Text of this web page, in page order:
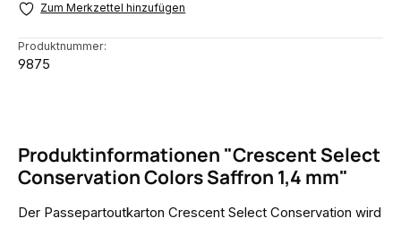
Zum Merkzettel hinzufügen
Produktnummer:
9875
Produktinformationen "Crescent Select
Conservation Colors Saffron 1,4 mm"
Der Passepartoutkarton Crescent Select Conservation wird